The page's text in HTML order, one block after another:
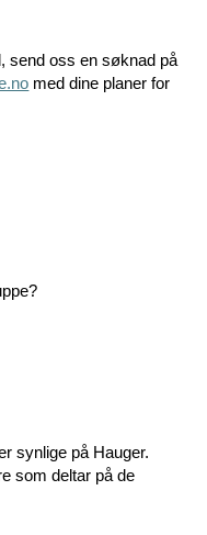
send oss en søknad på
med dine planer for
synlige på Hauger.
som deltar på de